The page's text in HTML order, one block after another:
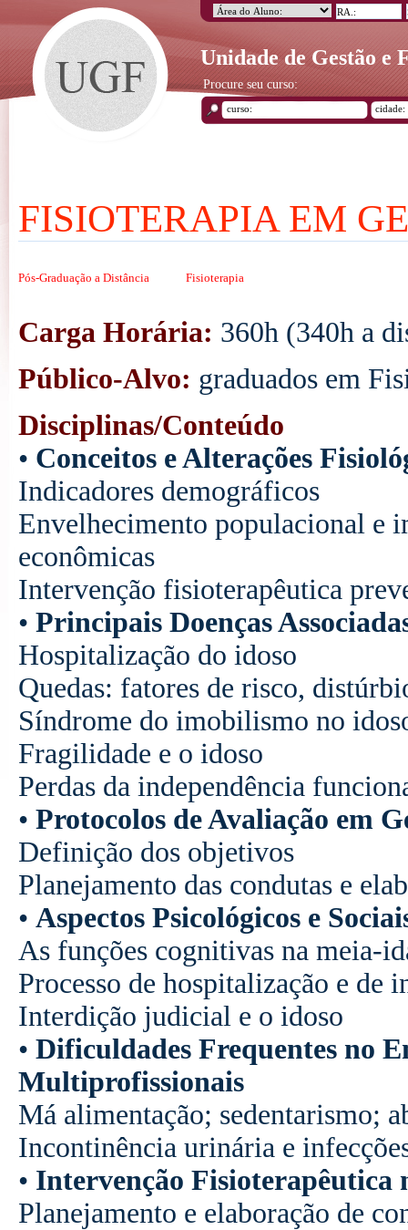
Unidade de Gestão e
Procure seu curso:
FISIOTERAPIA EM
Pós-Graduação a Distância Fisioterapia
Carga Horária: 360h (340h a
Público-Alvo: graduados em
Disciplinas/Conteúdo
• Conceitos e Alterações
Indicadores demográficos
Envelhecimento populacional e
econômicas
Intervenção fisioterapêutica
• Principais Doenças
Hospitalização do idoso
Quedas: fatores de risco,
Síndrome do imobilismo no
Fragilidade e o idoso
Perdas da independência
• Protocolos de Avaliação em
Definição dos objetivos
Planejamento das condutas e
• Aspectos Psicológicos e
As funções cognitivas na meia-
Processo de hospitalização e de
Interdição judicial e o idoso
• Dificuldades Frequentes no
Multiprofissionais
Má alimentação; sedentarismo;
Incontinência urinária e
• Intervenção Fisioterapêutica
Planejamento e elaboração de